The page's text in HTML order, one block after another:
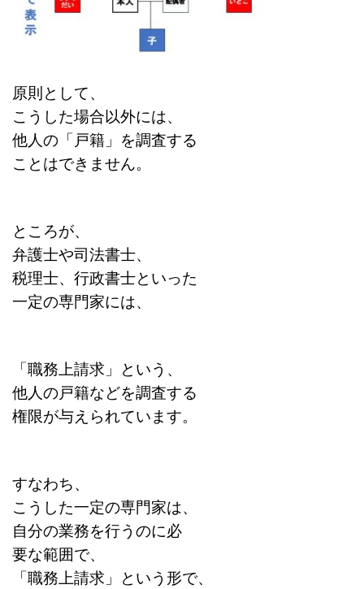
原則として、
こうした場合以外には、
他人の「戸籍」を調査する
ことはできません。
ところが、
弁護士や司法書士、
税理士、行政書士といった
一定の専門家には、
「職務上請求」という、
他人の戸籍などを調査する
権限が与えられています。
すなわち、
こうした一定の専門家は、
自分の業務を行うのに必
要な範囲で、
「職務上請求」という形で、